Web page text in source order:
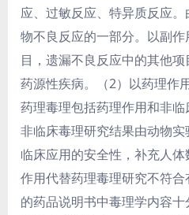
应、过敏反应、特异质反应
物不良反应的一部分。以副
目，遗漏不良反应中的其他
药源性疾病。（2）以药理作
药理毒理包括药理作用和非临
非临床毒理研究结果由动物
临床应用的安全性，补充人
作用代替药理毒理研究不符
的药品说明书中毒理学内容